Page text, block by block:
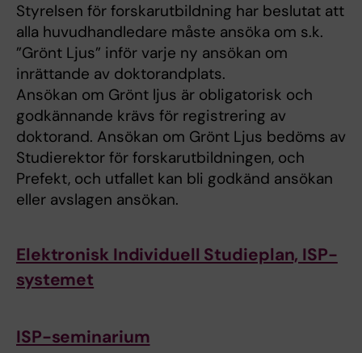
Styrelsen för forskarutbildning har beslutat att
alla huvudhandledare måste ansöka om s.k.
”Grönt Ljus” inför varje ny ansökan om
inrättande av doktorandplats.
Ansökan om Grönt ljus är obligatorisk och
godkännande krävs för registrering av
doktorand. Ansökan om Grönt Ljus bedöms av
Studierektor för forskarutbildningen, och
Prefekt, och utfallet kan bli godkänd ansökan
eller avslagen ansökan.
Elektronisk Individuell Studieplan, ISP-
systemet
ISP-seminarium